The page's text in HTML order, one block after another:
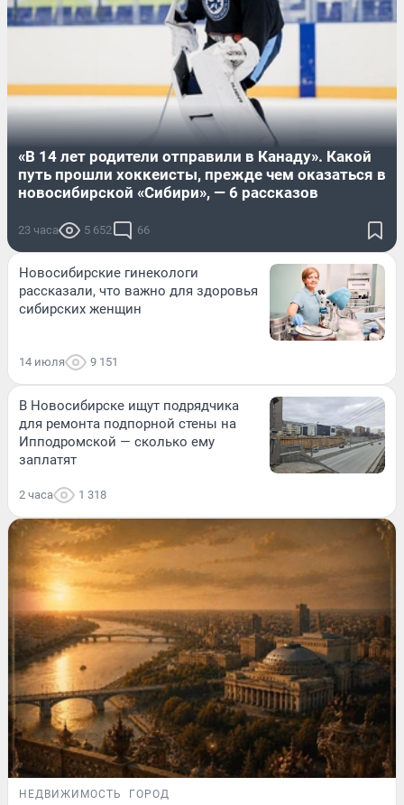
«В 14 лет родители отправили в Канаду». Какой
путь прошли хоккеисты, прежде чем оказаться в
новосибирской «Сибири», — 6 рассказов
23 часа 5 652 66
Новосибирские гинекологи
рассказали, что важно для здоровья
сибирских женщин
14 июля 9 151
В Новосибирске ищут подрядчика
для ремонта подпорной стены на
Ипподромской — сколько ему
заплатят
2 часа 1 318
НЕДВИЖИМОСТЬ ГОРОД